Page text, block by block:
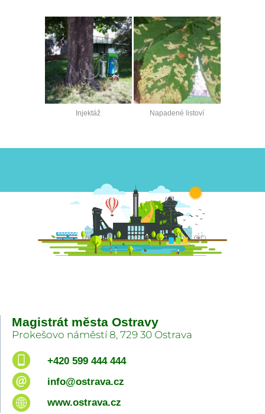
Injektáž Napadené listoví
Magistrát města Ostravy
Prokešovo náměstí 8, 729 30 Ostrava
+420 599 444 444
info@ostrava.cz
www.ostrava.cz